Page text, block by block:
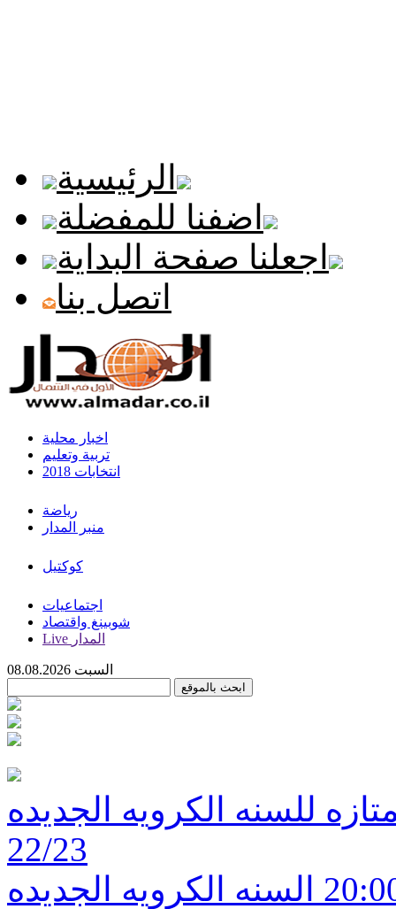
الرئيسية
اضفنا للمفضلة
اجعلنا صفحة البداية
اتصل بنا
اخبار محلية
تربية وتعليم
انتخابات 2018
رياضة
منبر المدار
كوكتيل
اجتماعيات
شوبينغ واقتصاد
Live المدار
للسنه الكرويه الجديده
22/23
تنطلق مساء اليوم تمام الساعه 20:00 السنه الكرويه الجديده